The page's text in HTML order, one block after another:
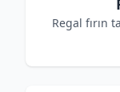
Regal fırın